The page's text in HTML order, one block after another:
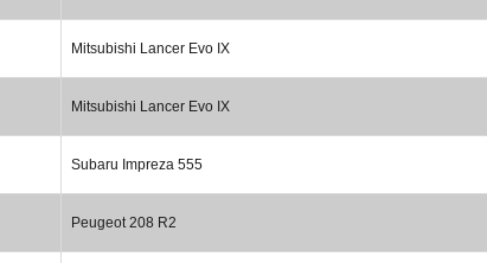
Mitsubishi Lancer Evo IX
Mitsubishi Lancer Evo IX
Subaru Impreza 555
Peugeot 208 R2